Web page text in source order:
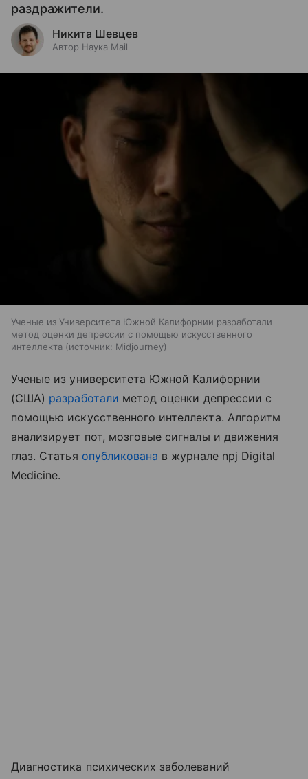
раздражители.
Никита Шевцев
Автор Наука Mail
Ученые из Университета Южной Калифорнии разработали
метод оценки депрессии с помощью искусственного
интеллекта
источник: Midjourney
Ученые из университета Южной Калифорнии
(США) разработали метод оценки депрессии с
помощью искусственного интеллекта. Алгоритм
анализирует пот, мозговые сигналы и движения
глаз. Статья опубликована в журнале npj Digital
Medicine.
Диагностика психических заболеваний